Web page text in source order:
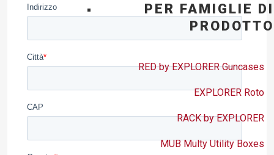
PER FAMIGLIE DI
PRODOTTO
RED by EXPLORER Guncases
EXPLORER Roto
RACK by EXPLORER
MUB Multy Utility Boxes